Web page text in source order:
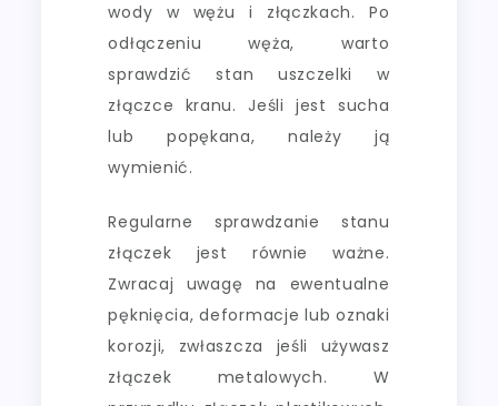
wody w wężu i złączkach. Po
odłączeniu węża, warto
sprawdzić stan uszczelki w
złączce kranu. Jeśli jest sucha
lub popękana, należy ją
wymienić.
Regularne sprawdzanie stanu
złączek jest równie ważne.
Zwracaj uwagę na ewentualne
pęknięcia, deformacje lub oznaki
korozji, zwłaszcza jeśli używasz
złączek metalowych. W